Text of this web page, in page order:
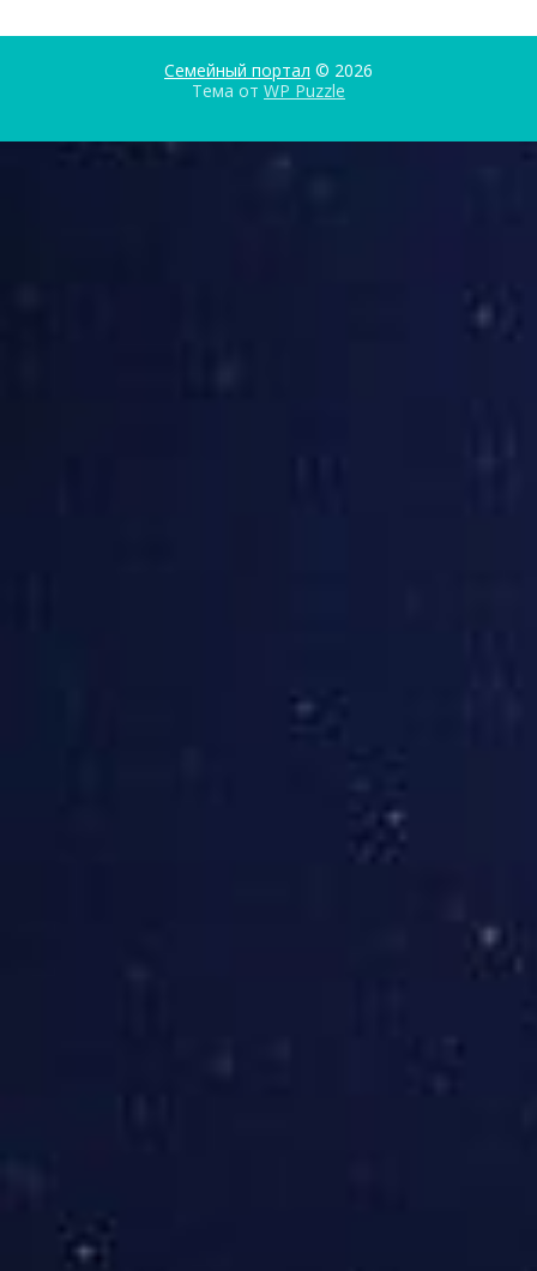
Семейный портал © 2026
Тема от WP Puzzle